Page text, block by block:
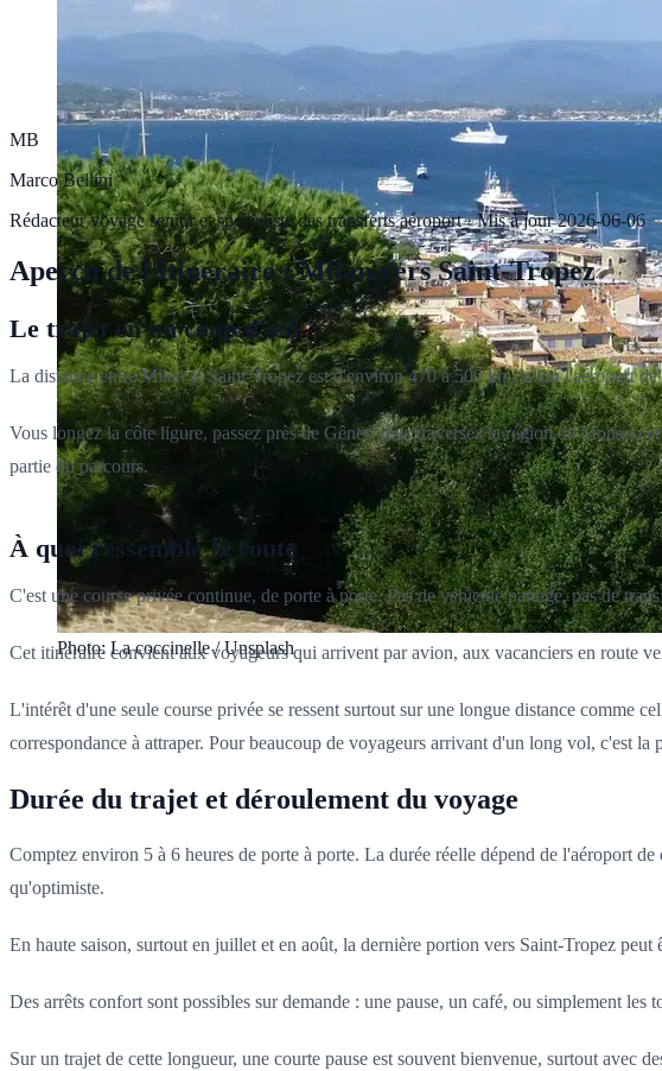
Photo: La coccinelle / Unsplash
MB
Marco Bellini
Rédacteur voyage senior et spécialiste des transferts aéroport·Mis à jour 2026-06-06
Aperçu de l'itinéraire : Milan vers Saint-Tropez
Le trajet en un coup d'œil
La distance entre Milan et Saint-Tropez est d'environ 470 à 500 km, selon l'aéroport
Vous longez la côte ligure, passez près de Gênes, puis traversez la région de Monaco
partie du parcours.
À quoi ressemble la route
C'est une course privée continue, de porte à porte. Pas de véhicule partagé, pas de
Cet itinéraire convient aux voyageurs qui arrivent par avion, aux vacanciers en route
L'intérêt d'une seule course privée se ressent surtout sur une longue distance comme
correspondance à attraper. Pour beaucoup de voyageurs arrivant d'un long vol, c'est la
Durée du trajet et déroulement du voyage
Comptez environ 5 à 6 heures de porte à porte. La durée réelle dépend de l'aéroport
qu'optimiste.
En haute saison, surtout en juillet et en août, la dernière portion vers Saint-Tropez
Des arrêts confort sont possibles sur demande : une pause, un café, ou simplement
Sur un trajet de cette longueur, une courte pause est souvent bienvenue, surtout avec